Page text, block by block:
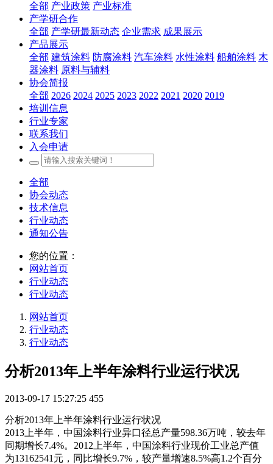
全部 产业政策 产业标准
产学研合作
全部 产学研最新动态 企业需求 成果展示
产品展示
全部 建筑涂料 防腐涂料 汽车涂料 水性涂料 船舶涂料 木
器涂料 原料与辅料
协会简报
全部 2026 2024 2025 2023 2022 2021 2020 2019
培训信息
行业专家
联系我们
入会申请
全部
协会动态
技术信息
行业动态
通知公告
您的位置：
网站首页
行业动态
行业动态
网站首页
行业动态
行业动态
分析2013年上半年涂料行业运行状况
2013-09-17 15:27:25 455
分析2013年上半年涂料行业运行状况
2013上半年，中国涂料行业异口径总产量598.36万吨，较去年
同期增长7.4%。2012上半年，中国涂料行业现价工业总产值
为13162541元，同比增长9.7%，较产量增速8.5%高1.2个百分